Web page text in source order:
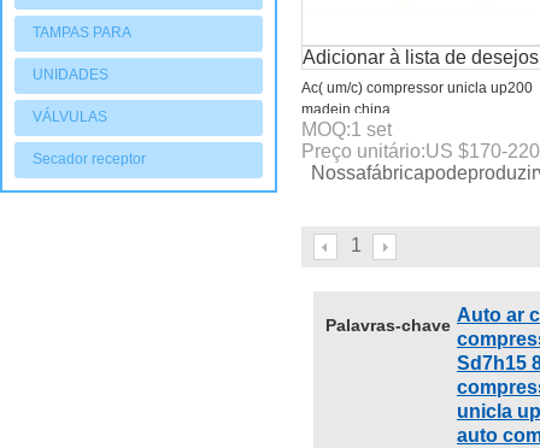
TAMPAS PARA
COMPRESSORES
UNIDADES
CONDENSADORAS
VÁLVULAS
Secador receptor
Adicionar à lista de desejos
Ac( um/c) compressor unicla up200
madein china
MOQ:1 set
Preço unitário:US $170-220
1
Palavras-chave Auto ar
Sd7h15
unicla
auto